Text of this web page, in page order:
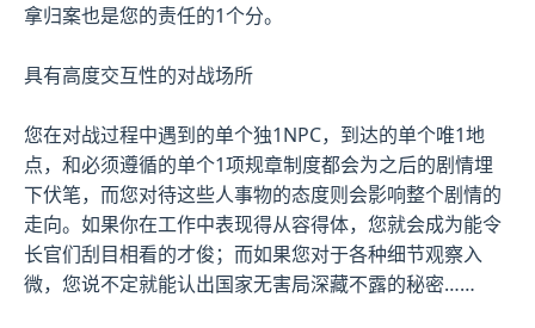
拿归案也是您的责任的1个分。
具有高度交互性的对战场所
您在对战过程中遇到的单个独1NPC，到达的单个唯1地
点，和必须遵循的单个1项规章制度都会为之后的剧情埋
下伏笔，而您对待这些人事物的态度则会影响整个剧情的
走向。如果你在工作中表现得从容得体，您就会成为能令
长官们刮目相看的才俊；而如果您对于各种细节观察入
微，您说不定就能认出国家无害局深藏不露的秘密……